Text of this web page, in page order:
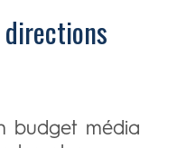
budget média